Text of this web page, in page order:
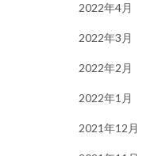
2022年4月
2022年3月
2022年2月
2022年1月
2021年12月